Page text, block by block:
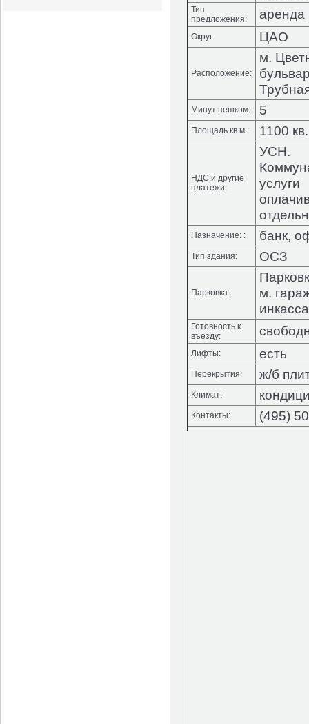
Тип
предложения:
аренда
Округ: ЦАО
Расположение:
м.
Минут пешком: 5
Площадь кв.м.: 1100
НДС и другие
платежи:
УСН.
услуги
Назначение: : банк,
Тип здания: ОСЗ
Парковка:
м.
Готовность к
въезду:
Лифты: есть
Перекрытия: ж/б
Климат:
Контакты: (495)